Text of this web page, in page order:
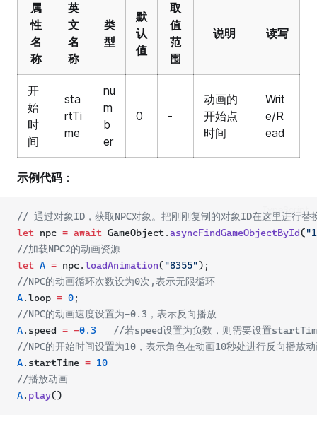
属
性
名
称
英
文
名
称
类
型
默
认
值
取
值
范
围
说明 读写
开
始
时
间
sta
rtTi
me
nu
m
b
er
0 -
动画的
开始点
时间
Writ
e/R
ead
示例代码 ：
TypeScript
// 通过对象ID，获取NPC对象。把刚刚复制的对象ID在这里进行替
let npc = await GameObject.asyncFindGameObjectById(
//加载NPC2的动画资源
let A = npc.loadAnimation("8355");
//NPC的动画循环次数设为0次,表示无限循环
A.loop = 0;
//NPC的动画速度设置为-0.3，表示反向播放
A.speed = -0.3
//若speed设置为负数，则需要设置
//NPC的开始时间设置为10，表示角色在动画10秒处进行反向播放
A.startTime = 10
//播放动画
A. play()